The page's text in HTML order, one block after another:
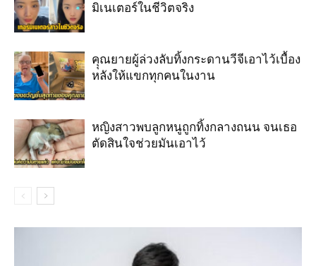
มิเนเตอร์ในชีวิตจริง
คุุณยายผู้ล่วงลับทิ้งกระดานวีจีเอาไว้เบื้อง
หลังให้แขกทุกคนในงาน
หญิงสาวพบลูกหนูถูกทิ้งกลางถนน จนเธอ
ตัดสินใจช่วยมันเอาไว้